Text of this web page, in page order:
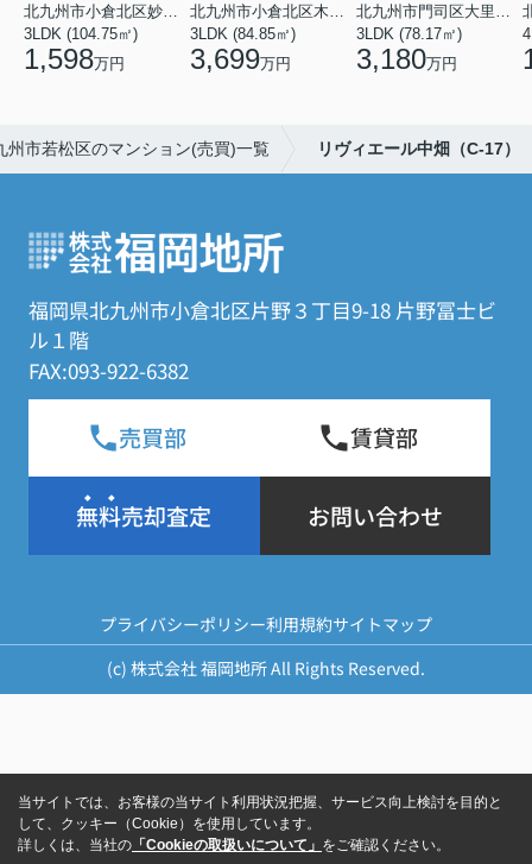
北九州市小倉北区妙見町
3LDK (104.75㎡)
1,598万円
北九州市小倉北区木町４丁目
3LDK (84.85㎡)
3,699万円
北九州市門司区大里本町３丁目
3LDK (78.17㎡)
3,180万円
州市若松区のマンション(売買)一覧 リヴィエール中畑（C-17）
福岡県北九州市小倉北区片野３丁目9-18 片野冨士ビ
ル１階
FAX:093-922-6382
売買部 賃貸部
無料売却査定 お問い合わせ
プライバシーポリシー利用規約サイトマップ
(c) 株式会社 福岡地所 All Rights Reserved.
当サイトでは、お客様の当サイト利用状況把握、サービス向上検討を目的と
して、クッキー（Cookie）を使用しています。
詳しくは、当社の 「Cookieの取扱いについて」 をご確認ください。